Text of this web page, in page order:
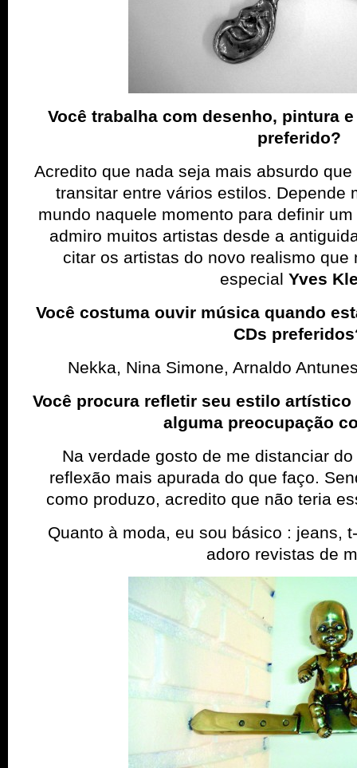
Você trabalha com desenho, pintura
preferido?
Acredito que nada seja mais absurdo
transitar entre vários estilos. Depende
mundo naquele momento para definir
admiro muitos artistas desde a
citar os artistas do novo realismo que
especial Yves
Você costuma ouvir música quando
CDs
Nekka, Nina Simone, Arnaldo
Você procura refletir seu estilo artí­stico
alguma preocupação
Na verdade gosto de me distanciar
reflexão mais apurada do que faço.
como produzo, acredito que não teria
Quanto à moda, eu sou básico : jeans,
adoro revistas de